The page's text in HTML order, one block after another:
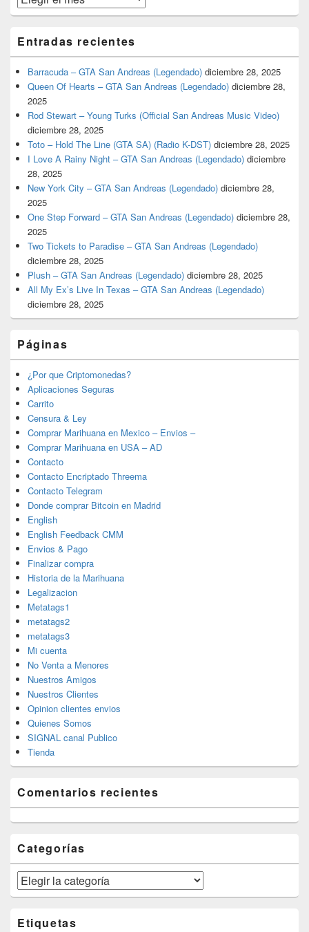
Entradas recientes
Barracuda – GTA San Andreas (Legendado) diciembre 28, 2025
Queen Of Hearts – GTA San Andreas (Legendado) diciembre 28,
2025
Rod Stewart – Young Turks (Official San Andreas Music Video)
diciembre 28, 2025
Toto – Hold The Line (GTA SA) (Radio K-DST) diciembre 28, 2025
I Love A Rainy Night – GTA San Andreas (Legendado) diciembre
28, 2025
New York City – GTA San Andreas (Legendado) diciembre 28,
2025
One Step Forward – GTA San Andreas (Legendado) diciembre 28,
2025
Two Tickets to Paradise – GTA San Andreas (Legendado)
diciembre 28, 2025
Plush – GTA San Andreas (Legendado) diciembre 28, 2025
All My Ex’s Live In Texas – GTA San Andreas (Legendado)
diciembre 28, 2025
Páginas
¿Por que Criptomonedas?
Aplicaciones Seguras
Carrito
Censura & Ley
Comprar Marihuana en Mexico – Envios –
Comprar Marihuana en USA – AD
Contacto
Contacto Encriptado Threema
Contacto Telegram
Donde comprar Bitcoin en Madrid
English
English Feedback CMM
Envios & Pago
Finalizar compra
Historia de la Marihuana
Legalizacion
Metatags1
metatags2
metatags3
Mi cuenta
No Venta a Menores
Nuestros Amigos
Nuestros Clientes
Opinion clientes envios
Quienes Somos
SIGNAL canal Publico
Tienda
Comentarios recientes
Categorías
Categorías
Etiquetas